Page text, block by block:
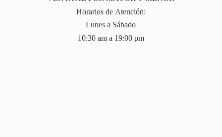
Horarios de Atención:
Lunes a Sábado
10:30 am a 19:00 pm